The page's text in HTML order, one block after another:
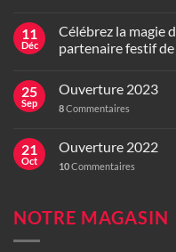
11
Déc
Célébrez la magie
partenaire festif
25
Sep
Ouverture 2023
8Commentaires
21
Oct
Ouverture 2022
10Commentaires
NOTRE MAGASIN